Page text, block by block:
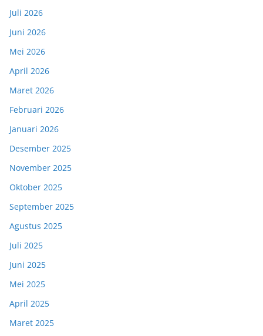
Juli 2026
Juni 2026
Mei 2026
April 2026
Maret 2026
Februari 2026
Januari 2026
Desember 2025
November 2025
Oktober 2025
September 2025
Agustus 2025
Juli 2025
Juni 2025
Mei 2025
April 2025
Maret 2025